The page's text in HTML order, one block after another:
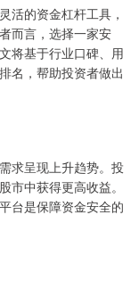
活的资金杠杆工具，
而言，选择一家安
将基于行业口碑、用
名，帮助投资者做出
求呈现上升趋势。投
市中获得更高收益。
台是保障资金安全的